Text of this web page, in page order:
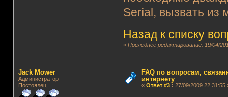
Serial, вызвать из
Назад к списку
«Последнее редактирование: 19/04/
Jack Mower
Администратор
Постоялец
FAQ по вопросам,
интернету
« Ответ #3: 27/09/2009 22:31:55